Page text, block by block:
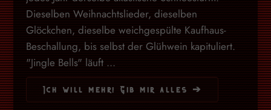
Dieselben Weihnachtslieder, dieselben
Glöckchen, dieselbe weichgespülte Kaufhaus-
Beschallung, bis selbst der Glühwein kapituliert.
"Jingle Bells" läuft ...
Ich will mehr! Gib mir alles ➔